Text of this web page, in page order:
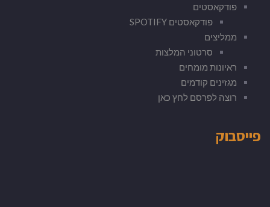
פודקאסטים
פודקאסטים SPOTIFY
ממליצים
סרטוני המלצות
ראיונות מומחים
מגזינים קודמים
רוצה לפרסם לחץ כאן
פייסבוק